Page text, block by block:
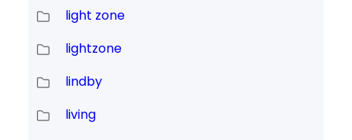
light zone
lightzone
lindby
living